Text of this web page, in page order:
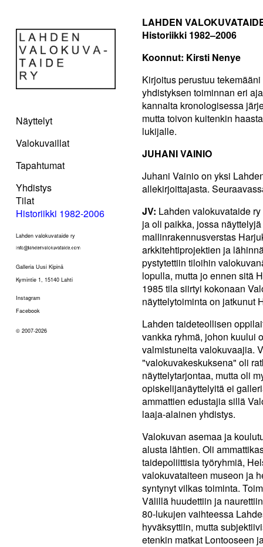
Näyttelyt
Valokuvaillat
Tapahtumat
Yhdistys
Tilat
Historiikki 1982-2006
Lahden valokuvataide ry
Galleria Uusi Kipinä
Kymintie 1, 15140 Lahti
Instagram
Facebook
© 2007-2026
LAHDEN
Historiikki 1982–2006
Koonnut: Kirsti Nenye
Kirjoitus perustuu
yhdistyksen toiminnan eri
kannalta kronologisessa
mutta toivon kuitenkin
lukijalle.
JUHANI VAINIO
Juhani Vainio on yksi
allekirjoittajasta.
JV: Lahden valokuvataide
ja oli paikka, jossa
mallinrakennusverstas
arkkitehtiprojektien ja
pystytettiin tiloihin
lopulla, mutta jo ennen sitä
1985 tila siirtyi kokonaan
näyttelytoiminta on jatkunut
Lahden taideteollisen
vankka ryhmä, johon kuului
valmistuneita valokuvaajia.
"valokuvakeskuksena" oli
näyttelytarjontaa, mutta oli
opiskelijanäyttelyitä ei
ammattien edustajia sillä
laaja-alainen yhdistys.
Valokuvan asemaa ja
alusta lähtien. Oli
taidepoliittisia työryhmiä,
valokuvataiteen museon ja
syntynyt vilkas toiminta.
Välillä huudettiin ja
80-lukujen vaihteessa
hyväksyttiin, mutta
etenkin matkat Lontooseen